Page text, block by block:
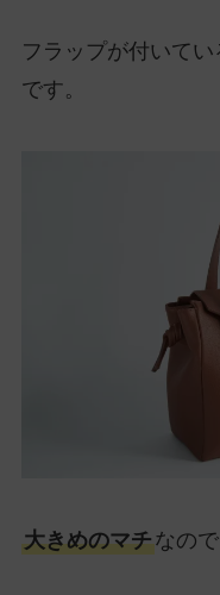
フラップが付いてい
です。
大きめのマチなの